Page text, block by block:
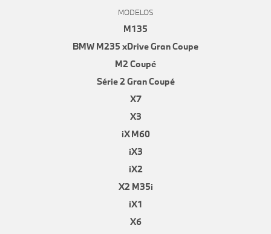
MODELOS
M135
BMW M235 xDrive Gran Coupe
M2 Coupé
Série 2 Gran Coupé
X7
X3
iX M60
iX3
iX2
X2 M35i
iX1
X6